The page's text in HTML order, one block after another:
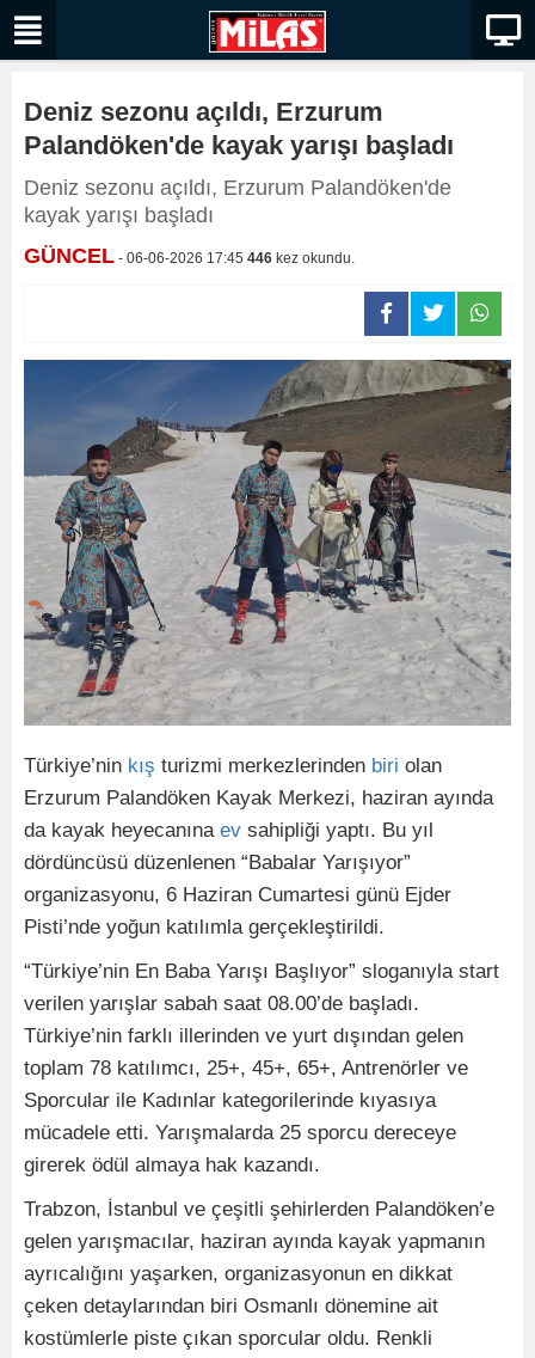
Deniz sezonu açıldı, Erzurum
Palandöken'de kayak yarışı başladı
Deniz sezonu açıldı, Erzurum Palandöken'de
kayak yarışı başladı
GÜNCEL - 06-06-2026 17:45 446 kez okundu.
Türkiye’nin kış turizmi merkezlerinden biri olan
Erzurum Palandöken Kayak Merkezi, haziran ayında
da kayak heyecanına ev sahipliği yaptı. Bu yıl
dördüncüsü düzenlenen “Babalar Yarışıyor”
organizasyonu, 6 Haziran Cumartesi günü Ejder
Pisti’nde yoğun katılımla gerçekleştirildi.
“Türkiye’nin En Baba Yarışı Başlıyor” sloganıyla start
verilen yarışlar sabah saat 08.00’de başladı.
Türkiye’nin farklı illerinden ve yurt dışından gelen
toplam 78 katılımcı, 25+, 45+, 65+, Antrenörler ve
Sporcular ile Kadınlar kategorilerinde kıyasıya
mücadele etti. Yarışmalarda 25 sporcu dereceye
girerek ödül almaya hak kazandı.
Trabzon, İstanbul ve çeşitli şehirlerden Palandöken’e
gelen yarışmacılar, haziran ayında kayak yapmanın
ayrıcalığını yaşarken, organizasyonun en dikkat
çeken detaylarından biri Osmanlı dönemine ait
kostümlerle piste çıkan sporcular oldu. Renkli